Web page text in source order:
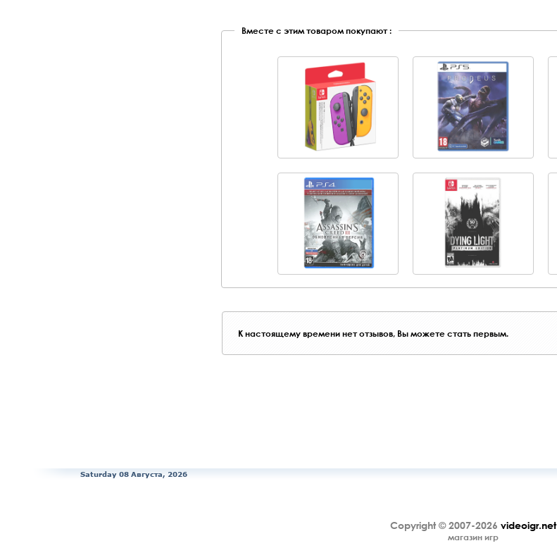
Вместе с этим товаром покупают :
К настоящему времени нет отзывов, Вы можете стать первым.
Saturday 08 Августа, 2026
Copyright © 2007-2026 videoigr.net
магазин игр